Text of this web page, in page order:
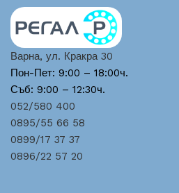
Варна, ул. Кракра 30
Пон-Пет: 9:00 – 18:00ч.
Съб: 9:00 – 12:30ч.
052/580 400
0895/55 66 58
0899/17 37 37
0896/22 57 20